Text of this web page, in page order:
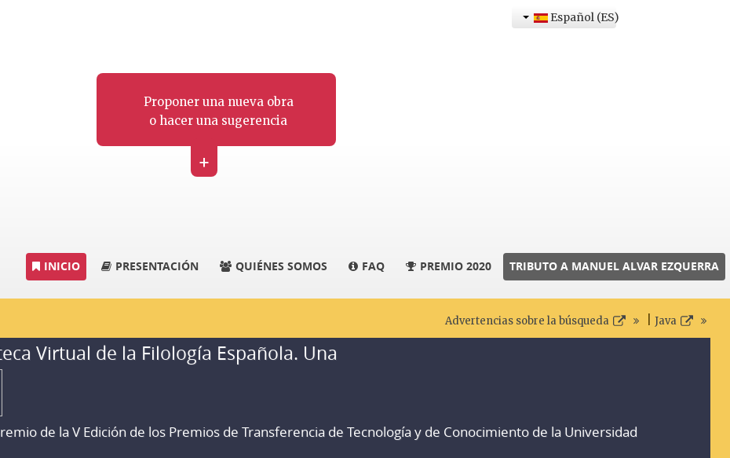
Proponer una nueva obra
o hacer una sugerencia
+
Español (ES)
INICIO PRESENTACIÓN QUIÉNES SOMOS FAQ PREMIO 2020 TRIBUTO A MANUEL ALVAR EZQUERRA
Advertencias sobre la búsqueda Java
Virtual de la Filología Española. Una
de la V Edición de los Premios de Transferencia de Tecnología y de Conocimiento de la Universidad